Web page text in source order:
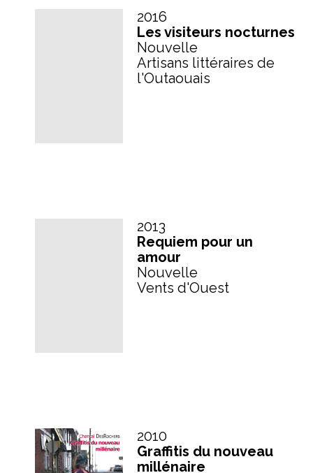
2016
Les visiteurs nocturnes
Nouvelle
Artisans littéraires de
l'Outaouais
2013
Requiem pour un
amour
Nouvelle
Vents d'Ouest
2010
Graffitis du nouveau
millénaire